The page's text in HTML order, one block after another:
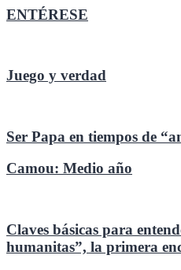
entradas
ENTÉRESE
Juego y verdad
Ser Papa en tiempos de
Camou: Medio año
Claves básicas para
humanitas”, la primera